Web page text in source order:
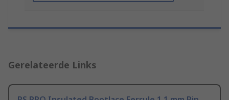
Gerelateerde Links